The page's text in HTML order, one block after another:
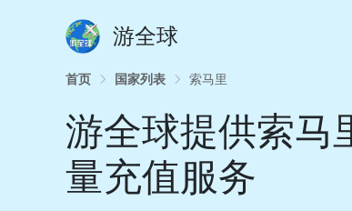
游全球
首页 国家列表 索马里
游全球提供索马
量充值服务